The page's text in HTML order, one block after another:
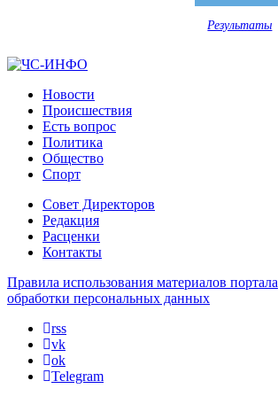
Результаты
Новости
Происшествия
Есть вопрос
Политика
Общество
Спорт
Совет Директоров
Редакция
Расценки
Контакты
Правила использования материалов портала
обработки персональных данных
rss
vk
ok
Telegram